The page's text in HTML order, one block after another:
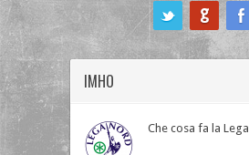
IMHO
Che cosa fa la Lega